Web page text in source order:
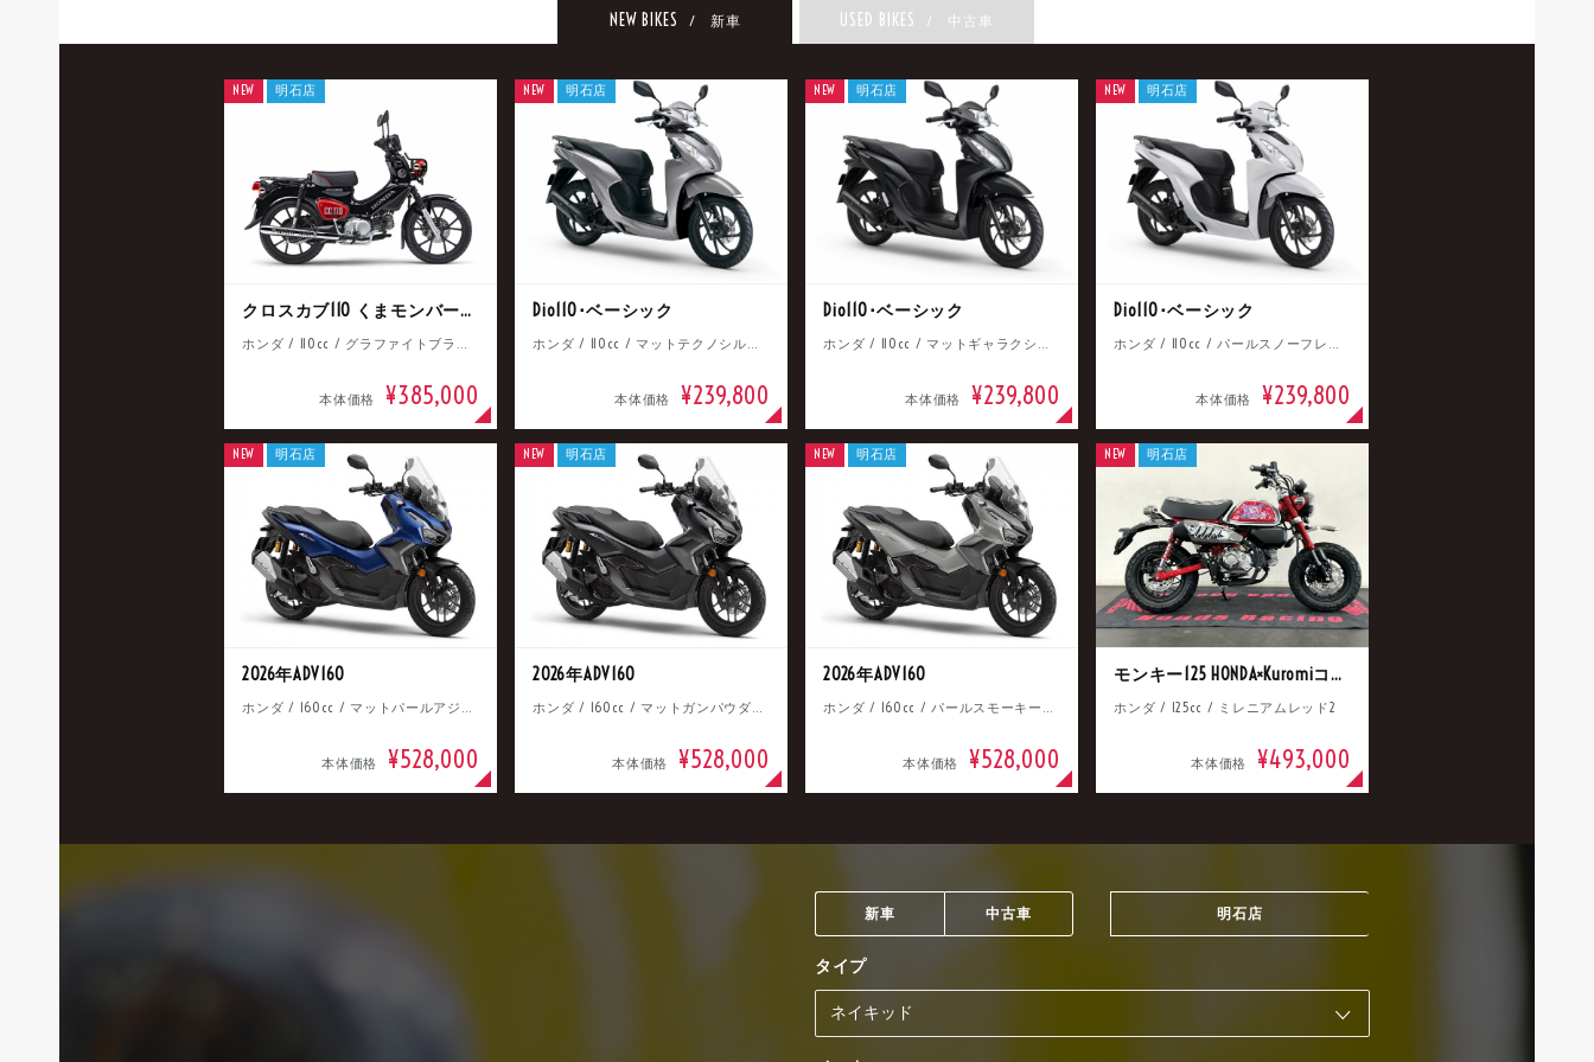
NEW BIKES / 新車 USED BIKES / 中古車
クロスカブ110 くまモンバージョン
ホンダ / 110cc / グラファイトブラック
本体価格 ¥385,000
NEW 明石店
Dio110･ベーシック
ホンダ / 110cc / マットテクノシルバーメタリック
本体価格 ¥239,800
NEW 明石店
Dio110･ベーシック
ホンダ / 110cc / マットギャラクシーブラックメタリック
本体価格 ¥239,800
NEW 明石店
Dio110･ベーシック
ホンダ / 110cc / パールスノーフレークホワイト
本体価格 ¥239,800
NEW 明石店
2026年ADV160
ホンダ / 160cc / マットパールアジャイルブルー
本体価格 ¥528,000
NEW 明石店
2026年ADV160
ホンダ / 160cc / マットガンパウダーブラックメタリック
本体価格 ¥528,000
NEW 明石店
2026年ADV160
ホンダ / 160cc / パールスモーキーグレー
本体価格 ¥528,000
NEW 明石店
モンキー125 HONDA×Kuromiコラボ
ホンダ / 125cc / ミレニアムレッド2
本体価格 ¥493,000
NEW 明石店
新車 中古車 明石店
タイプ